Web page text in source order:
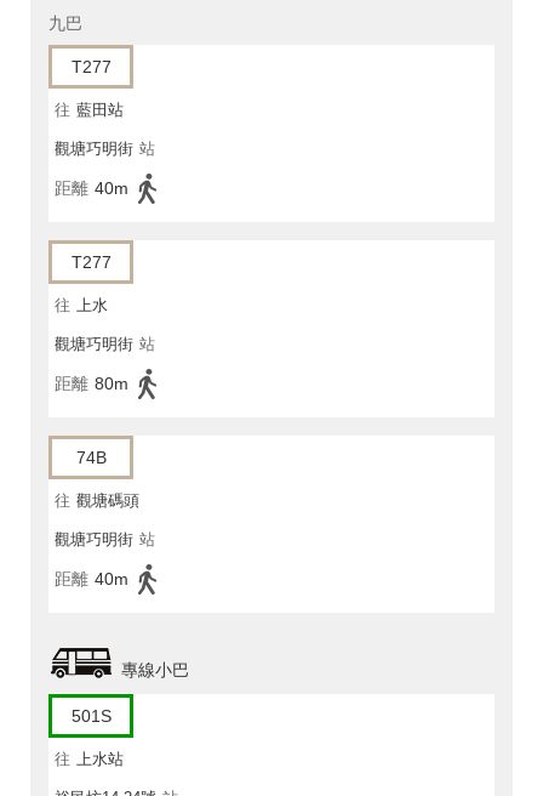
九巴
T277
往 藍田站
觀塘巧明街 站
距離 40m
T277
往 上水
觀塘巧明街 站
距離 80m
74B
往 觀塘碼頭
觀塘巧明街 站
距離 40m
專線小巴
501S
往 上水站